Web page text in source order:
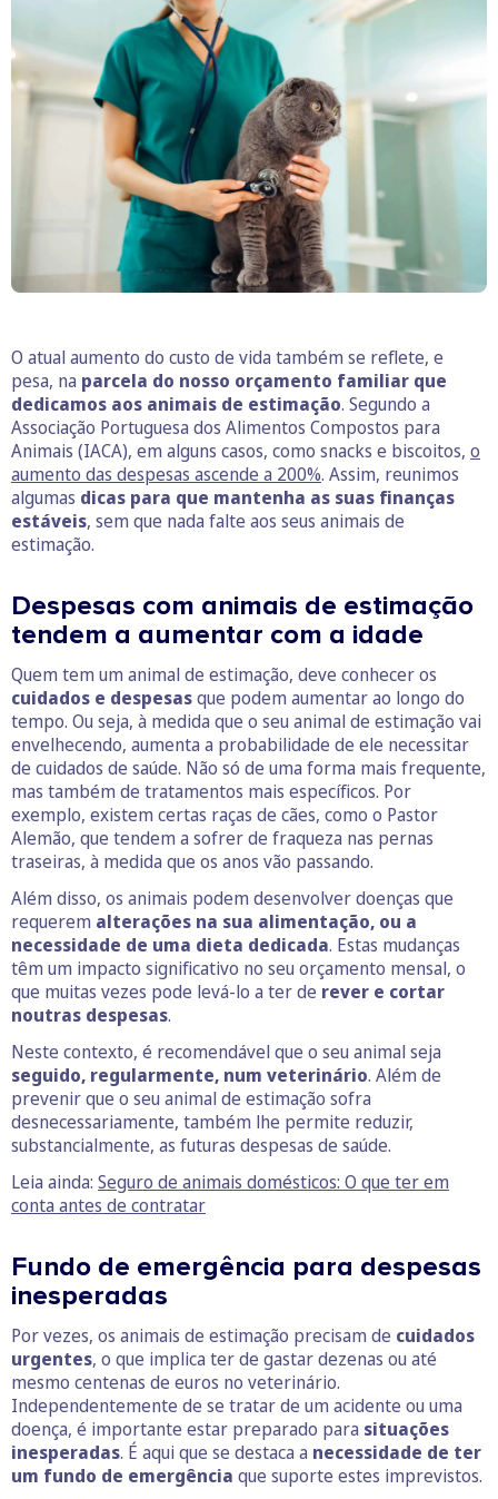
O atual aumento do custo de vida também se reflete, e
pesa, na parcela do nosso orçamento familiar que
dedicamos aos animais de estimação. Segundo a
Associação Portuguesa dos Alimentos Compostos para
Animais (IACA), em alguns casos, como snacks e biscoitos, o
aumento das despesas ascende a 200%. Assim, reunimos
algumas dicas para que mantenha as suas finanças
estáveis, sem que nada falte aos seus animais de
estimação.
Despesas com animais de estimação
tendem a aumentar com a idade
Quem tem um animal de estimação, deve conhecer os
cuidados e despesasque podem aumentar ao longo do
tempo. Ou seja, à medida que o seu animal de estimação vai
envelhecendo, aumenta a probabilidade de ele necessitar
de cuidados de saúde. Não só de uma forma mais frequente,
mas também de tratamentos mais específicos. Por
exemplo, existem certas raças de cães, como o Pastor
Alemão, que tendem a sofrer de fraqueza nas pernas
traseiras, à medida que os anos vão passando.
Além disso, os animais podem desenvolver doenças que
requerem alterações na sua alimentação, ou a
necessidade de uma dieta dedicada. Estas mudanças
têm um impacto significativo no seu orçamento mensal, o
que muitas vezes pode levá-lo a ter de rever e cortar
noutras despesas.
Neste contexto, é recomendável que o seu animal seja
seguido, regularmente, num veterinário. Além de
prevenir que o seu animal de estimação sofra
desnecessariamente, também lhe permite reduzir,
substancialmente, as futuras despesas de saúde.
Leia ainda: Seguro de animais domésticos: O que ter em
conta antes de contratar
Fundo de emergência para despesas
inesperadas
Por vezes, os animais de estimação precisam de cuidados
urgentes, o que implica ter de gastar dezenas ou até
mesmo centenas de euros no veterinário.
Independentemente de se tratar de um acidente ou uma
doença, é importante estar preparado para situações
inesperadas. É aqui que se destaca a necessidade de ter
um fundo de emergência que suporte estes imprevistos.